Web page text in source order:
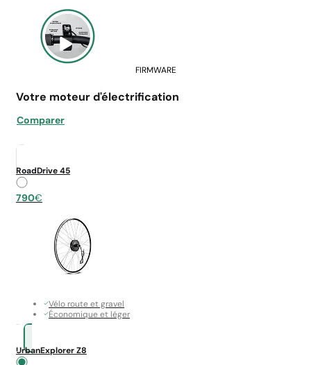
FIRMWARE
Votre moteur d'électrification
Comparer
RoadDrive 45
790€
Vélo route et gravel
Économique et léger
UrbanExplorer Z8